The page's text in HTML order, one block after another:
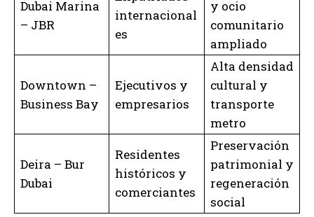
Dubai Marina
– JBR
internacional
es
y ocio
comunitario
ampliado
Downtown –
Business Bay
Ejecutivos y
empresarios
Alta densidad
cultural y
transporte
metro
Deira – Bur
Dubai
Residentes
históricos y
comerciantes
Preservación
patrimonial y
regeneración
social